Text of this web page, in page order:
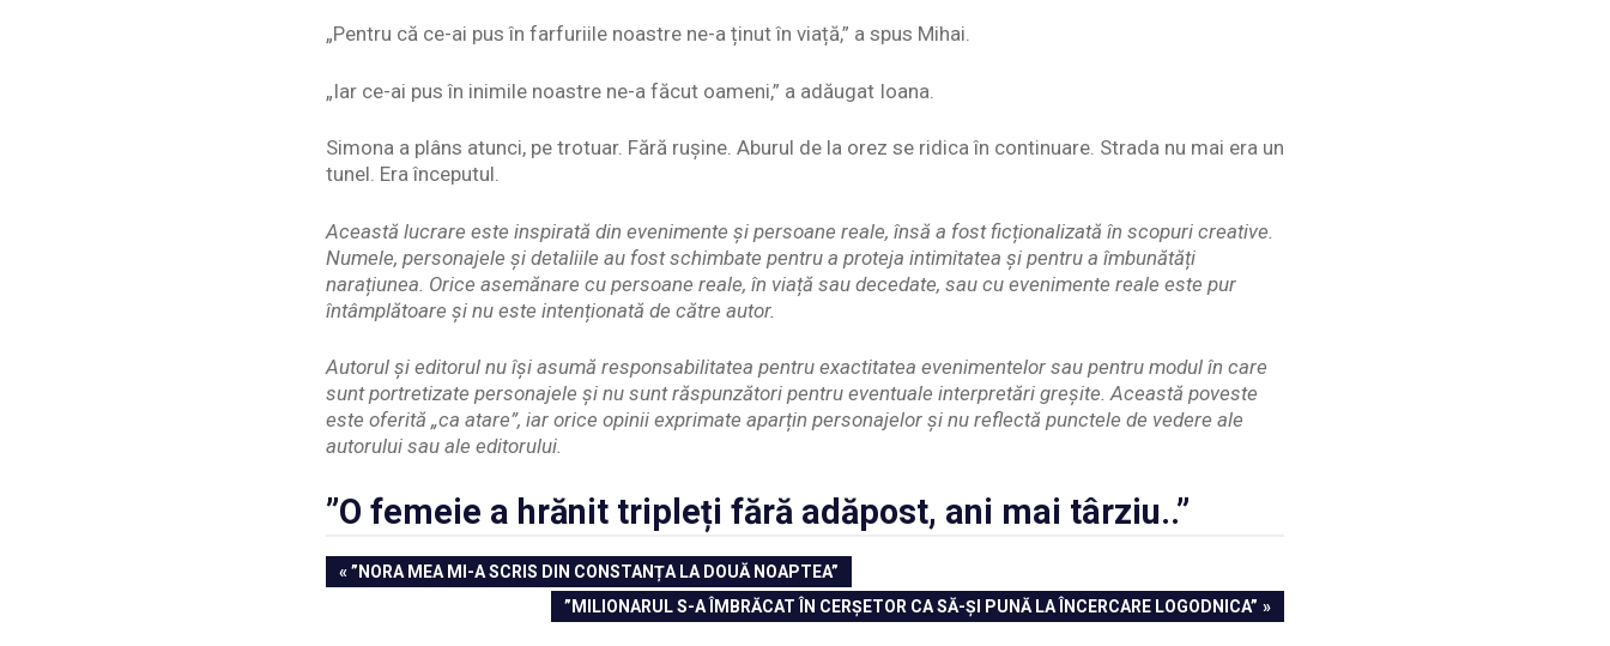
„Pentru că ce-ai pus în farfuriile noastre ne-a ținut în viață,” a spus Mihai.
„Iar ce-ai pus în inimile noastre ne-a făcut oameni,” a adăugat Ioana.
Simona a plâns atunci, pe trotuar. Fără rușine. Aburul de la orez se ridica în continuare. Strada nu mai era un
tunel. Era începutul.
Această lucrare este inspirată din evenimente și persoane reale, însă a fost ficționalizată în scopuri creative.
Numele, personajele și detaliile au fost schimbate pentru a proteja intimitatea și pentru a îmbunătăți
narațiunea. Orice asemănare cu persoane reale, în viață sau decedate, sau cu evenimente reale este pur
întâmplătoare și nu este intenționată de către autor.
Autorul și editorul nu își asumă responsabilitatea pentru exactitatea evenimentelor sau pentru modul în care
sunt portretizate personajele și nu sunt răspunzători pentru eventuale interpretări greșite. Această poveste
este oferită „ca atare”, iar orice opinii exprimate aparțin personajelor și nu reflectă punctele de vedere ale
autorului sau ale editorului.
”O femeie a hrănit tripleți fără adăpost, ani mai târziu..”
Navigare
PREVIOUS
POST:
”NORA MEA MI-A SCRIS DIN CONSTANȚA LA DOUĂ NOAPTEA”
NEXT
POST:
”MILIONARUL S-A ÎMBRĂCAT ÎN CERȘETOR CA SĂ-ȘI PUNĂ LA ÎNCERCARE LOGODNICA”